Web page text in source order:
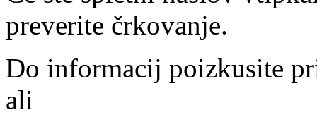
preverite črkovanje.
Do informacij poizkusite
ali